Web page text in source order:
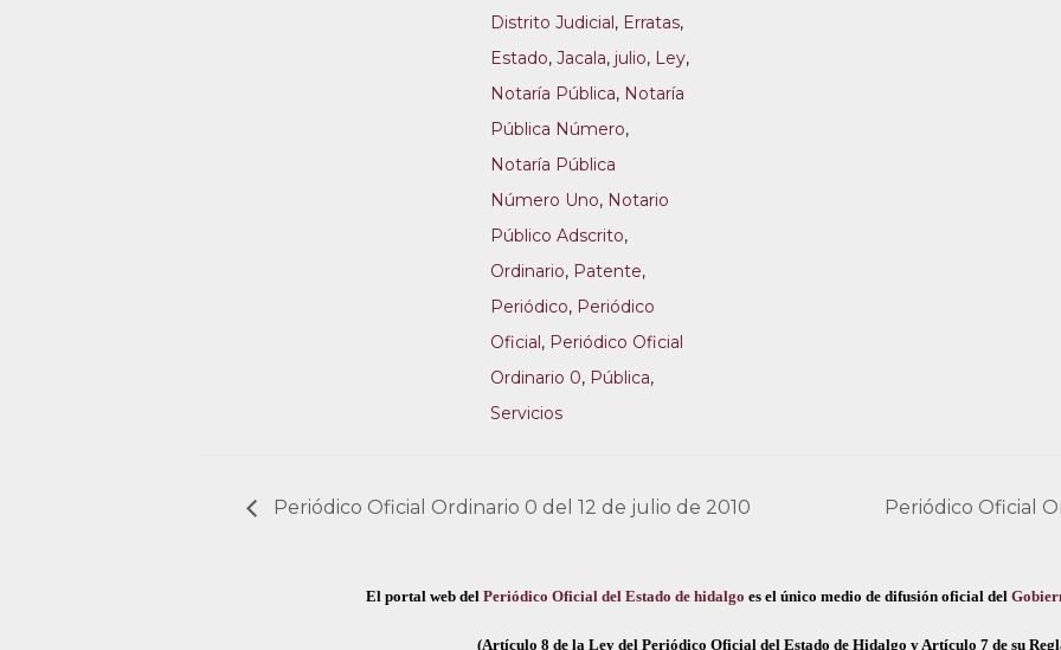
Distrito Judicial, Erratas,
Estado, Jacala, julio, Ley,
Notaría Pública, Notaría
Pública Número,
Notaría Pública
Número Uno, Notario
Público Adscrito,
Ordinario, Patente,
Periódico, Periódico
Oficial, Periódico Oficial
Ordinario 0, Pública,
Servicios
Periódico Oficial Ordinario 0 del 12 de julio de 2010 Periódico Oficial
El portal web del Periódico Oficial del Estado de hidalgo es el único medio de difusión oficial del
(Artículo 8 de la Ley del Periódico Oficial del Estado de Hidalgo y Artículo 7 de su